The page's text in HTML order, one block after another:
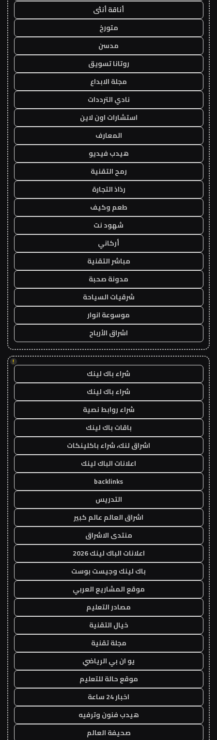
أناقة أنثى
متورخ
مدسن
روتانا تسويق
مجلة الابداع
نادي الترددات
استشارات اون لاين
المعارف
هيدب فيديو
رمح التقنية
رذاذ التجارة
طعم وكيف
شهود نت
أركاني
مباشر التقنية
مدونة صحبة
شرقيات السياحة
موسوعة انوار
اشراق الأرباح
!
شراء باك لينك
شراء باك لينك
شراء روابط نصية
باقات باك لينك
اشراق لنك، شراء باكلينكات
اعلانات الباك لينك
backlinks
التدريس
اشراق العالم عالم كبير
منتدى الاشراق
اعلانات الباك لينك 2026
باك لينك وجيست بوست
موقع المشاريع العربي
مصادر التعليم
خيال التقنية
مجلة تقنية
يو ان بي الرياضي
موقع حالة للتعليم
اخبار 24 ساعة
هيدب فنون وترفيه
صحيفة العالم